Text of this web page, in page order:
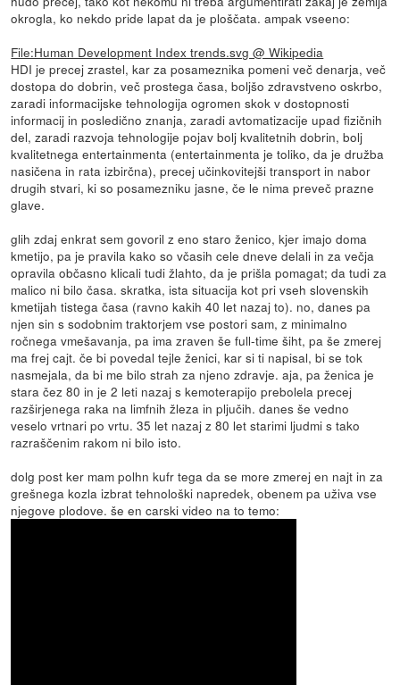
okrogla, ko nekdo pride lapat da je ploščata. ampak vseeno:
File:Human Development Index trends.svg @ Wikipedia
HDI je precej zrastel, kar za posameznika pomeni več denarja, več
dostopa do dobrin, več prostega časa, boljšo zdravstveno oskrbo,
zaradi informacijske tehnologija ogromen skok v dostopnosti
informacij in posledično znanja, zaradi avtomatizacije upad fizičnih
del, zaradi razvoja tehnologije pojav bolj kvalitetnih dobrin, bolj
kvalitetnega entertainmenta (entertainmenta je toliko, da je družba
nasičena in rata izbirčna), precej učinkovitejši transport in nabor
drugih stvari, ki so posamezniku jasne, če le nima preveč prazne
glave.
glih zdaj enkrat sem govoril z eno staro ženico, kjer imajo doma
kmetijo, pa je pravila kako so včasih cele dneve delali in za večja
opravila občasno klicali tudi žlahto, da je prišla pomagat; da tudi za
malico ni bilo časa. skratka, ista situacija kot pri vseh slovenskih
kmetijah tistega časa (ravno kakih 40 let nazaj to). no, danes pa
njen sin s sodobnim traktorjem vse postori sam, z minimalno
ročnega vmešavanja, pa ima zraven še full-time šiht, pa še zmerej
ma frej cajt. če bi povedal tejle ženici, kar si ti napisal, bi se tok
nasmejala, da bi me bilo strah za njeno zdravje. aja, pa ženica je
stara čez 80 in je 2 leti nazaj s kemoterapijo prebolela precej
razširjenega raka na limfnih žleza in pljučih. danes še vedno
veselo vrtnari po vrtu. 35 let nazaj z 80 let starimi ljudmi s tako
razraščenim rakom ni bilo isto.
dolg post ker mam polhn kufr tega da se more zmerej en najt in za
grešnega kozla izbrat tehnološki napredek, obenem pa uživa vse
njegove plodove. še en carski video na to temo: